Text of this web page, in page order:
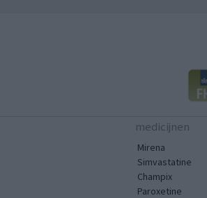
medicijnen
Mirena
Simvastatine
Champix
Paroxetine